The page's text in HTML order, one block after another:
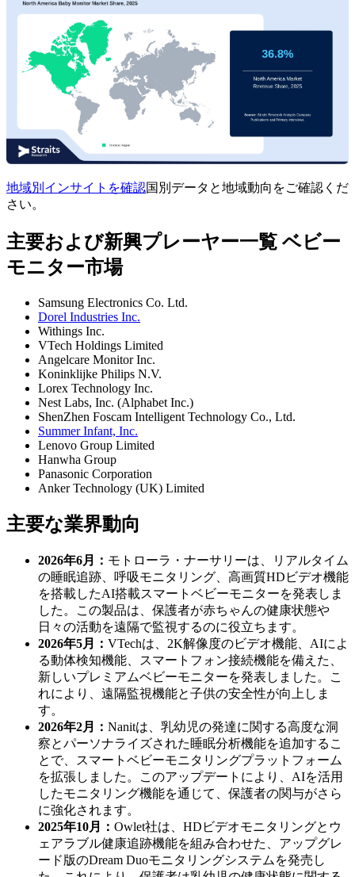
地域別インサイトを確認国別データと地域動向をご確認くだ
さい。
主要および新興プレーヤー一覧 ベビー
モニター市場
Samsung Electronics Co. Ltd.
Dorel Industries Inc.
Withings Inc.
VTech Holdings Limited
Angelcare Monitor Inc.
Koninklijke Philips N.V.
Lorex Technology Inc.
Nest Labs, Inc. (Alphabet Inc.)
ShenZhen Foscam Intelligent Technology Co., Ltd.
Summer Infant, Inc.
Lenovo Group Limited
Hanwha Group
Panasonic Corporation
Anker Technology (UK) Limited
主要な業界動向
2026年6月： モトローラ・ナーサリーは、リアルタイム
の睡眠追跡、呼吸モニタリング、高画質HDビデオ機能
を搭載したAI搭載スマートベビーモニターを発表しま
した。この製品は、保護者が赤ちゃんの健康状態や
日々の活動を遠隔で監視するのに役立ちます。
2026年5月： VTechは、2K解像度のビデオ機能、AIによ
る動体検知機能、スマートフォン接続機能を備えた、
新しいプレミアムベビーモニターを発表しました。こ
れにより、遠隔監視機能と子供の安全性が向上しま
す。
2026年2月： Nanitは、乳幼児の発達に関する高度な洞
察とパーソナライズされた睡眠分析機能を追加するこ
とで、スマートベビーモニタリングプラットフォーム
を拡張しました。このアップデートにより、AIを活用
したモニタリング機能を通じて、保護者の関与がさら
に強化されます。
2025年10月： Owlet社は、HDビデオモニタリングとウ
ェアラブル健康追跡機能を組み合わせた、アップグレ
ード版のDream Duoモニタリングシステムを発売し